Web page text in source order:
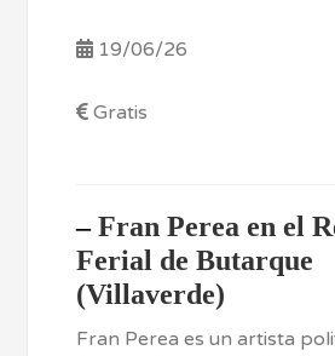
19/06/26
Gratis
–Fran Perea en el
Ferial de Butarque
(Villaverde)
Fran Perea es un artista